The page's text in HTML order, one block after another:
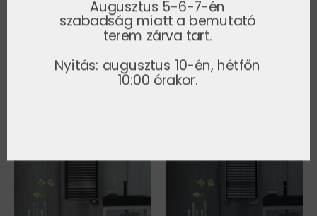
KÉSZLETRŐL RENDELHETŐ
MODELLEK
Augusztus 5-6-7-én
szabadság miatt a bemutató
terem zárva tart.
Nyitás: augusztus 10-én, hétfőn
10:00 órakor.